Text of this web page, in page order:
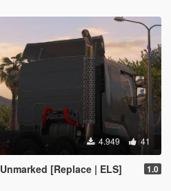
4.949 41
[Replace | ELS] 1.0